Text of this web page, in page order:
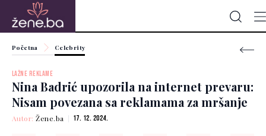
Početna Celebrity
LAŽNE REKLAME
Nina Badrić upozorila na internet prevaru:
Nisam povezana sa reklamama za mršanje
Autor:Žene.ba 17. 12. 2024.